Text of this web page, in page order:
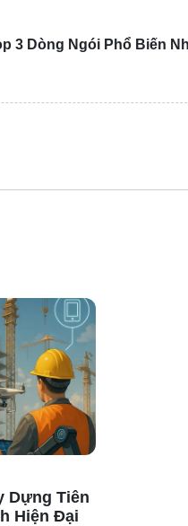
3 Dòng Ngói Phổ Biến
Dựng Tiên
Hiện Đại